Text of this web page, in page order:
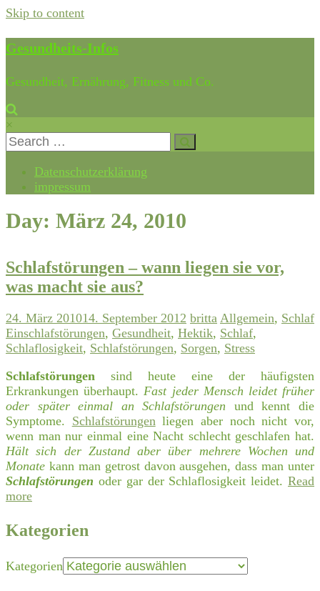
Skip to content
Gesundheits-Infos
Gesundheit, Ernährung, Fitness und Co.
×
Datenschutzerklärung
impressum
Day: März 24, 2010
Schlafstörungen – wann liegen sie vor,
was macht sie aus?
24. März 201014. September 2012 britta Allgemein, Schlaf
Einschlafstörungen, Gesundheit, Hektik, Schlaf,
Schlaflosigkeit, Schlafstörungen, Sorgen, Stress
Schlafstörungen sind heute eine der häufigsten
Erkrankungen überhaupt.Fast jeder Mensch leidet früher
oder später einmal an Schlafstörungen und kennt die
Symptome. Schlafstörungenliegen aber noch nicht vor,
wenn man nur einmal eine Nacht schlecht geschlafen hat.
Hält sich der Zustand aber über mehrere Wochen und
Monate kann man getrost davon ausgehen, dass man unter
Schlafstörungen oder gar der Schlaflosigkeit leidet. Read
more
Kategorien
Kategorien